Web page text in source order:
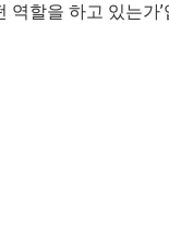
역할을 하고 있는가’